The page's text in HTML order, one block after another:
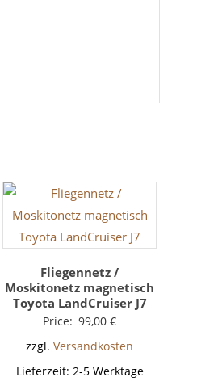
Fliegennetz /
Moskitonetz magnetisch
Toyota LandCruiser J7
Price: 99,00€
zzgl.Versandkosten
Lieferzeit: 2-5 Werktage